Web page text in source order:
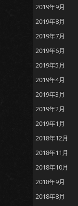
2019年9月
2019年8月
2019年7月
2019年6月
2019年5月
2019年4月
2019年3月
2019年2月
2019年1月
2018年12月
2018年11月
2018年10月
2018年9月
2018年8月